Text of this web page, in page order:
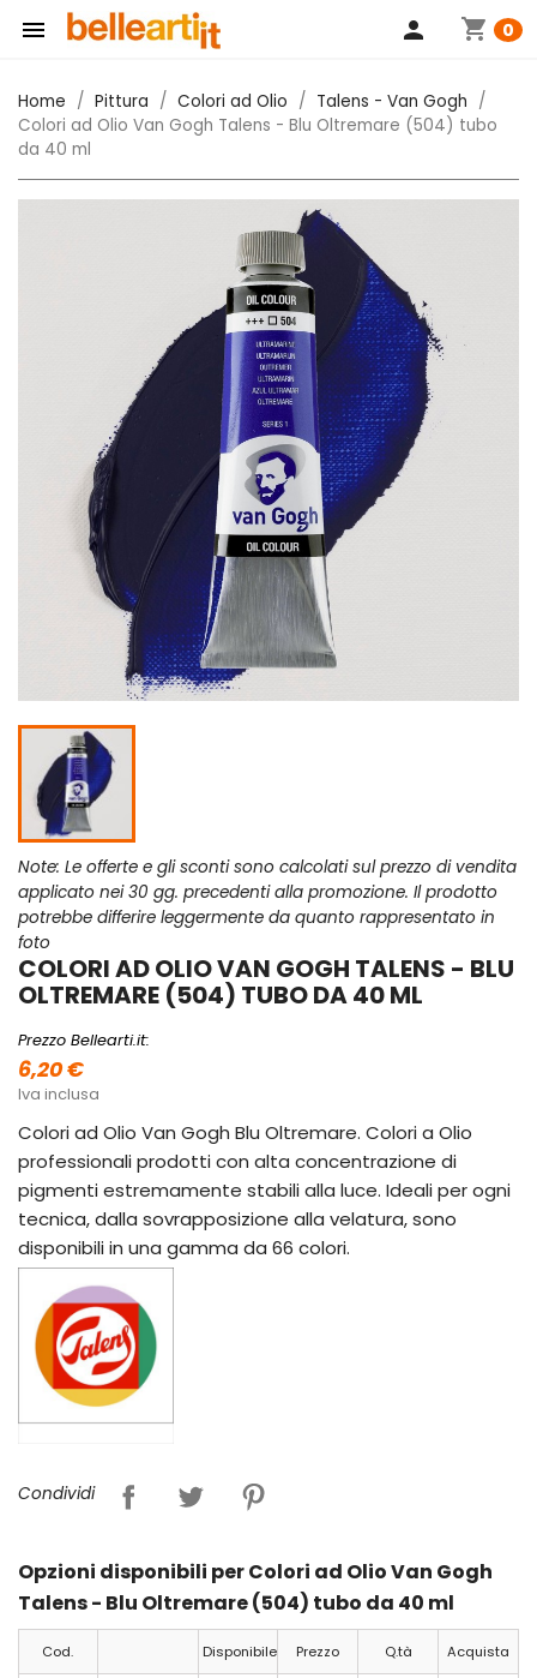
 shopping_cart 0
person
Home Pittura Colori ad Olio
Talens - Van Gogh
Colori ad Olio Van Gogh Talens - Blu Oltremare (504) tubo
da 40 ml
Note: Le offerte e gli sconti sono calcolati sul prezzo di vendita
applicato nei 30 gg. precedenti alla promozione. Il prodotto
potrebbe differire leggermente da quanto rappresentato in
foto
COLORI AD OLIO VAN GOGH TALENS - BLU
OLTREMARE (504) TUBO DA 40 ML
Prezzo Bellearti.it:
6,20 €
Iva inclusa
Colori ad Olio Van Gogh Blu Oltremare. Colori a Olio
professionali prodotti con alta concentrazione di
pigmenti estremamente stabili alla luce. Ideali per ogni
tecnica, dalla sovrapposizione alla velatura, sono
disponibili in una gamma da 66 colori.
Condividi
Opzioni disponibili per Colori ad Olio Van Gogh
Talens - Blu Oltremare (504) tubo da 40 ml
Cod. Disponibile Prezzo Q.tà Acquista